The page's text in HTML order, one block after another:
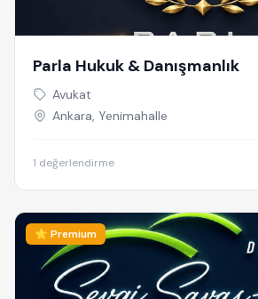
Parla Hukuk & Danışmanlık
Avukat
Ankara, Yenimahalle
1 değerlendirme
⭐ Premium